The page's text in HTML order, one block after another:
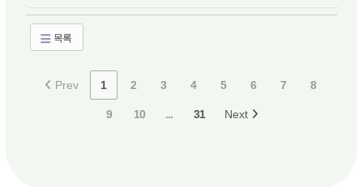
목록
Prev 1 2 3 4 5 6 7 8
9 10 ... 31 Next